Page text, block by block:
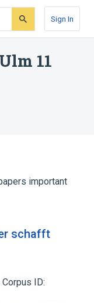
Sign In
11
important
schafft
Corpus ID: